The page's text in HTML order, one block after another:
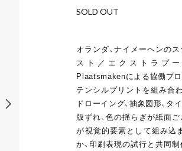
SOLD OUT
オランダ、ナイメーヘンの
スト／エクストラプー
Plaatsmakenによる協働プ
テンシルプリントを組み合
ドローイング、抽象図形、
版ずれ、色の揺らぎが紙面
が視覚的要素として組み込
か、印刷表現の試行と共同